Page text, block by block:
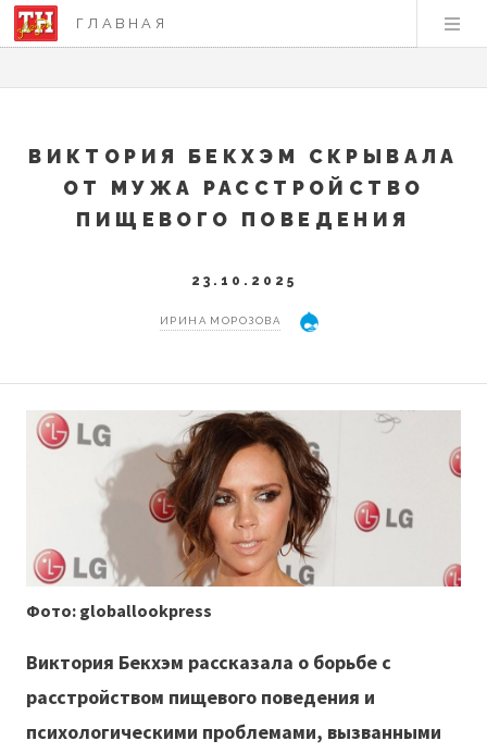
ГЛАВНАЯ
ВИКТОРИЯ БЕКХЭМ СКРЫВАЛА
ОТ МУЖА РАССТРОЙСТВО
ПИЩЕВОГО ПОВЕДЕНИЯ
23.10.2025
ИРИНА МОРОЗОВА
Фото: globallookpress
Виктория Бекхэм рассказала о борьбе с
расстройством пищевого поведения и
психологическими проблемами, вызванными